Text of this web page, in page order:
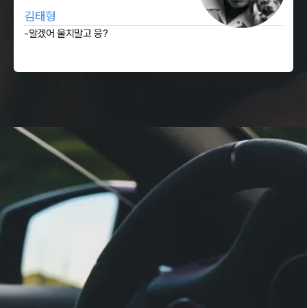
김태형
-알겠어 울지말고 응?